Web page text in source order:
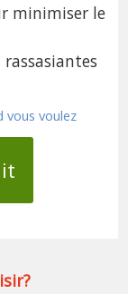
minimiser le
rassasiantes
vous voulez